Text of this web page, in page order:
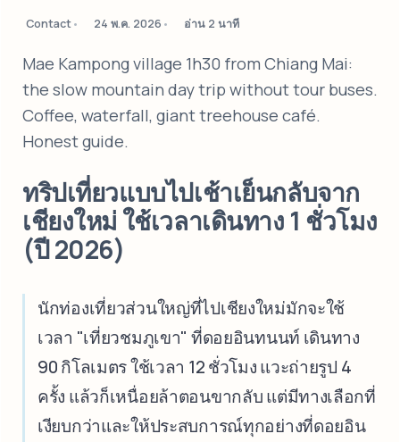
Contact 24 พ.ค. 2026 อ่าน 2 นาที
Mae Kampong village 1h30 from Chiang Mai:
the slow mountain day trip without tour buses.
Coffee, waterfall, giant treehouse café.
Honest guide.
ทริปเที่ยวแบบไปเช้าเย็นกลับจาก
เชียงใหม่ ใช้เวลาเดินทาง 1 ชั่วโมง
(ปี 2026)
นักท่องเที่ยวส่วนใหญ่ที่ไปเชียงใหม่มักจะใช้
เวลา "เที่ยวชมภูเขา" ที่ดอยอินทนนท์ เดินทาง
90 กิโลเมตร ใช้เวลา 12 ชั่วโมง แวะถ่ายรูป 4
ครั้ง แล้วก็เหนื่อยล้าตอนขากลับ แต่มีทางเลือกที่
เงียบกว่าและให้ประสบการณ์ทุกอย่างที่ดอยอิน